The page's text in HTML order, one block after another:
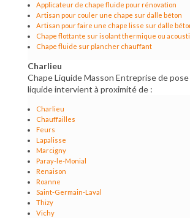
Applicateur de chape fluide pour rénovation
Artisan pour couler une chape sur dalle béton
Artisan pour faire une chape lisse sur dalle
Chape flottante sur isolant thermique ou
Chape fluide sur plancher chauffant
Charlieu
Chape Liquide Masson Entreprise de
liquide intervient à proximité de :
Charlieu
Chauffailles
Feurs
Lapalisse
Marcigny
Paray-le-Monial
Renaison
Roanne
Saint-Germain-Laval
Thizy
Vichy